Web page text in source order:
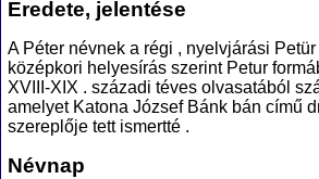
Eredete, jelentése
A Péter névnek a régi , nyelvjárási
középkori helyesírás szerint Petur
XVIII-XIX . századi téves olvasatából
amelyet Katona József Bánk bán című
szereplője tett ismertté .
Névnap